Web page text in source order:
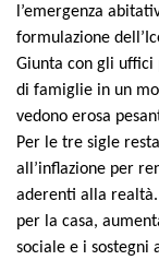
l’emergenza
formulazione
Giunta con gli
di famiglie in un
vedono erosa
Per le tre sigle
all’inflazione per
aderenti alla
per la casa,
sociale e i sostegni